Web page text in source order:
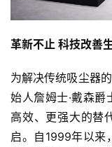
革新不止 科技改善
为解决传统吸尘器
始人詹姆士·戴森
高效、更强大的替
启。自1999年以来